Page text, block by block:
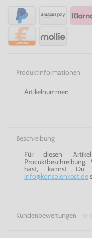
Produktinformationen
Artikelnummer:
Beschreibung
Für diesen
hast, kannst Du
info@konsolenkost.de
Kundenbewertungen